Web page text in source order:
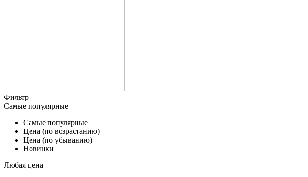
Фильтр
Самые популярные
Самые популярные
Цена (по возрастанию)
Цена (по убыванию)
Новинки
Любая цена